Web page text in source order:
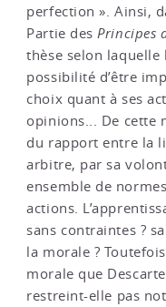
perfection ». Ainsi,
Partie desPrincipes
thèse selon laquelle
possibilité d’être
choix quant à ses
opinions... De cette
du rapport entre la
arbitre, par sa
ensemble de
actions.
sans contraintes ?
la morale ?
morale que
restreint-elle pas